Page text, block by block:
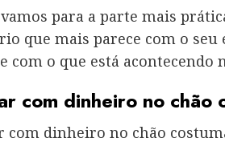
para a parte mais
que mais parece com o
com o que está acontecendo
com dinheiro no chão
com dinheiro no chão